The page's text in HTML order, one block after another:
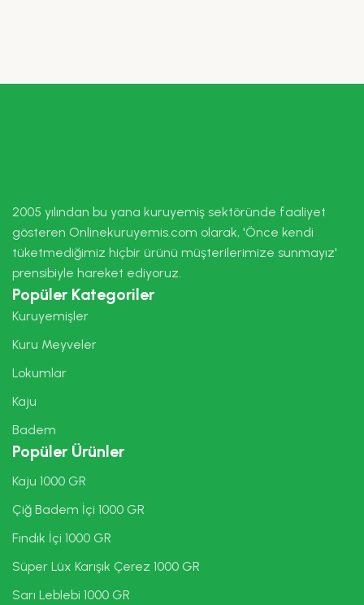
2005 yılından bu yana kuruyemiş sektöründe faaliyet
gösteren Onlinekuruyemis.com olarak, 'Önce kendi
tüketmediğimiz hiçbir ürünü müşterilerimize sunmayız'
prensibiyle hareket ediyoruz.
Popüler Kategoriler
Kuruyemişler
Kuru Meyveler
Lokumlar
Kaju
Badem
Popüler Ürünler
Kaju 1000 GR
Çiğ Badem İçi 1000 GR
Fındık İçi 1000 GR
Süper Lüx Karışık Çerez 1000 GR
Sarı Leblebi 1000 GR